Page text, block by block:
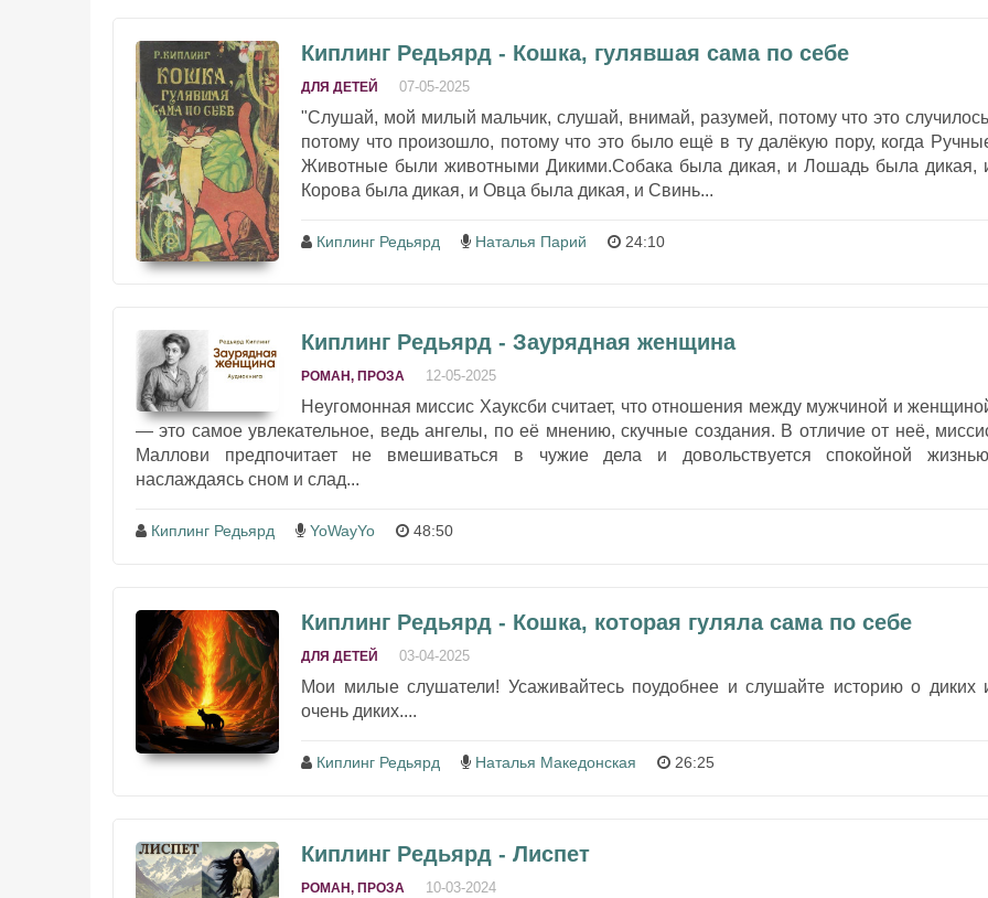
Киплинг Редьярд - Кошка, гулявшая сама по себе
ДЛЯ ДЕТЕЙ 07-05-2025
"Слушай, мой милый мальчик, слушай, внимай, разумей, потому что это
потому что произошло, потому что это было ещё в ту далёкую пору, когда
Животные были животными Дикими.Собака была дикая, и Лошадь была дикая,
Корова была дикая, и Овца была дикая, и Свинь...
Киплинг Редьярд Наталья Парий 24:10
Киплинг Редьярд - Заурядная женщина
РОМАН, ПРОЗА 12-05-2025
Неугомонная миссис Хауксби считает, что отношения между мужчиной и
— это самое увлекательное, ведь ангелы, по её мнению, скучные создания. В отличие от неё,
Маллови предпочитает не вмешиваться в чужие дела и довольствуется спокойной
наслаждаясь сном и слад...
Киплинг Редьярд YoWayYo 48:50
Киплинг Редьярд - Кошка, которая гуляла сама по себе
ДЛЯ ДЕТЕЙ 03-04-2025
Мои милые слушатели! Усаживайтесь поудобнее и слушайте историю о диких
очень диких....
Киплинг Редьярд Наталья Македонская 26:25
Киплинг Редьярд - Лиспет
РОМАН, ПРОЗА 10-03-2024